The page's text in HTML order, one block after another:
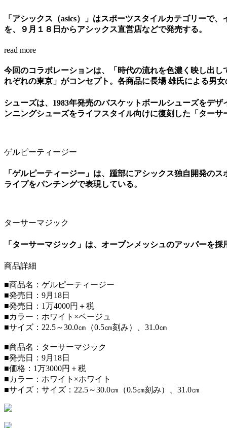
「アシックス（asics）」はスポーツスタイルカテゴリーで
を、９月１８日からアシックス直営店などで発売する。
read more
今回のコラボレーションは、「時代の流れを色濃く映し出
れぞれの東京」がコンセプト。各商品に長場 雄氏による男
シューズは、1983年発売のバスケットボールシューズをデ
ンニングシューズをライフスタイル向けに復刻した「ター
ゲルピーティージー
「ゲルピーティージー」は、踵部にアシックス独自開発の
ライプをパンチングで表現している。
ターサーマジック
「ターサーマジック」は、オープンメッシュのアッパーを
商品詳細
■商品名：ゲルピーティージー
■発売日：9月18日
■発売日：1万4000円＋税
■カラー：ホワイト×ベージュ
■サイズ：22.5～30.0㎝（0.5㎝刻み）、31.0㎝
■商品名：ターサーマジック
■発売日：9月18日
■価格：1万3000円＋税
■カラー：ホワイト×ホワイト
■サイズ：サイズ：22.5～30.0㎝（0.5㎝刻み）、31.0㎝